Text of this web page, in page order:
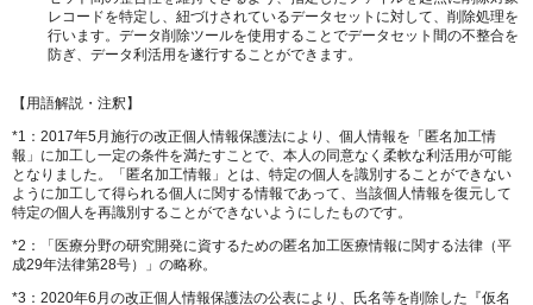
レコードを特定し、紐づけされているデータセットに対して、削除処理を
行います。データ削除ツールを使用することでデータセット間の不整合を
防ぎ、データ利活用を遂行することができます。
【用語解説・注釈】
*1：2017年5月施行の改正個人情報保護法により、個人情報を「匿名加工情
報」に加工し一定の条件を満たすことで、本人の同意なく柔軟な利活用が可能
となりました。「匿名加工情報」とは、特定の個人を識別することができない
ように加工して得られる個人に関する情報であって、当該個人情報を復元して
特定の個人を再識別することができないようにしたものです。
*2：「医療分野の研究開発に資するための匿名加工医療情報に関する法律（平
成29年法律第28号）」の略称。
*3：2020年6月の改正個人情報保護法の公表により、氏名等を削除した『仮名